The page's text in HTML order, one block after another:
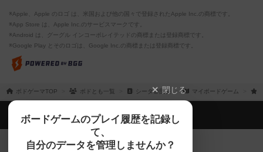
※Apple、Apple のロゴ は、米国および他の国々で登録されたApple Inc.の商標です。
※App Store は、Apple Inc.のサービスマークです。
※Android は、グーグル インコーポレイテッドの商標または登録商標です。
※Google Play とそのロゴは、Google Inc.の商標または登録商標です。
ボドゲーマTOP ボドとも一覧 シータ@団長 マイボードゲーム
閉じる
ボードゲームのプレイ履歴を記録し
て、
自分のデータを管理しませんか？
ボドゲーマTOP
ボードゲームを検索する